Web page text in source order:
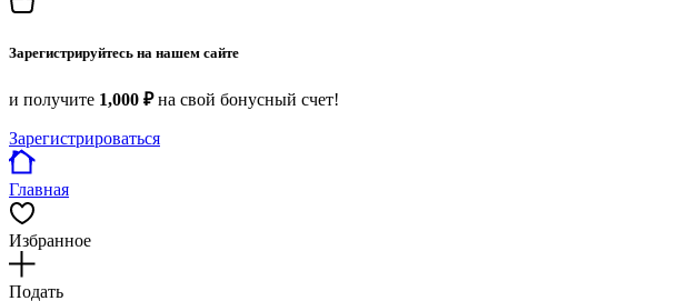
Зарегистрируйтесь на нашем сайте
и получите 1,000 ₽на свой бонусный счет!
Зарегистрироваться
Главная
Избранное
Подать